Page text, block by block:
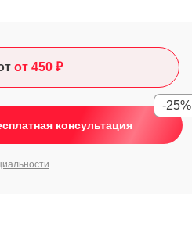
от 450 ₽
консультация
-25%